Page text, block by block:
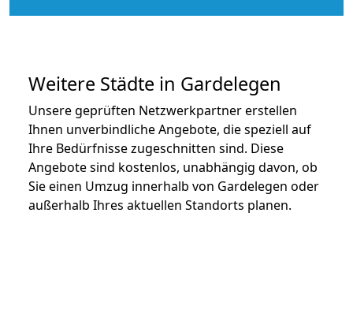
Weitere Städte in Gardelegen
Unsere geprüften Netzwerkpartner erstellen
Ihnen unverbindliche Angebote, die speziell auf
Ihre Bedürfnisse zugeschnitten sind. Diese
Angebote sind kostenlos, unabhängig davon, ob
Sie einen Umzug innerhalb von Gardelegen oder
außerhalb Ihres aktuellen Standorts planen.